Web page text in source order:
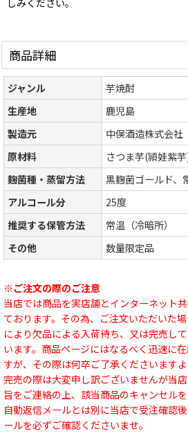
商品詳細
ジャンル
芋焼酎
生産地
鹿児島
製造元
中俣酒造株式会社
原材料
さつま芋(頴娃紫
麹菌種・蒸留方法
黒麹菌ゴールド、
アルコール分
25度
推奨する保管方法
常温（冷暗所）
その他
数量限定品
※ご注文の際のご注意
当店では商品を実店舗とインターネット
ております。その為、ご注文いただいた
により欠品による入荷待ち、又は完売し
います。商品ページにはなるべく迅速に
すが、その際は何卒ご了承くださいますよ
完売の際は大変申し訳ございませんが当
旨をご連絡の上、該当商品のキャンセル
自動返信メールとは別に当店で受注確認
ールを必ずご確認くださいませ。